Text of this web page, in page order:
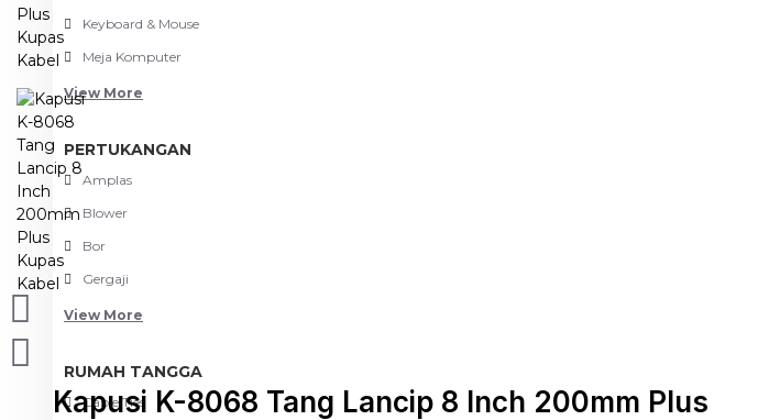
Keyboard & Mouse
Meja Komputer
View More
PERTUKANGAN
Amplas
Blower
Bor
Gergaji
View More
RUMAH TANGGA
Cable Ties
Kapusi K-8068 Tang Lancip 8 Inch 200mm Plus